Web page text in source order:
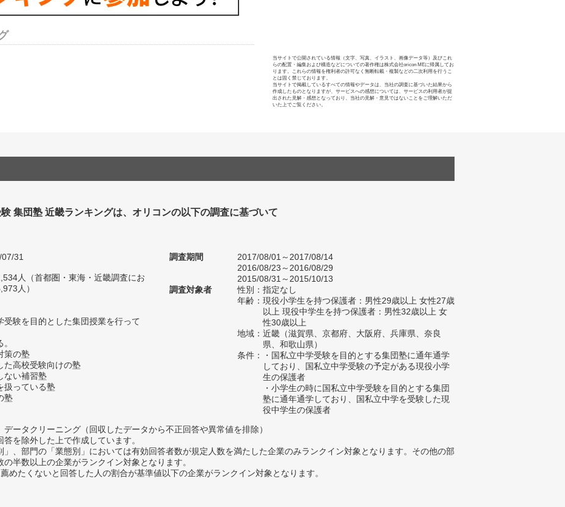
当サイトで公開されている情報（文字、写真、イラスト、画像データ等）及びこれ
らの配置・編集および構造などについての著作権は株式会社oricon MEに帰属してお
ります。これらの情報を権利者の許可なく無断転載・複製などの二次利用を行うこ
とは固く禁じております。
当サイトで掲載しているすべての情報やデータは、当社の調査に基づいた結果から
作成したものとなりますが、サービスへの感想については、サービスの利用者が提
出された見解・感想となっており、当社の見解・意見ではないことをご理解いただ
いた上でご覧ください。
集団塾 近畿ランキングは、オリコンの以下の調査に基づいて
31
人（首都圏・東海・近畿調査にお
人）
受験を目的とした集団授業を行って
策の塾
た高校受験向けの塾
ない補習塾
扱っている塾
塾
調査期間
2017/08/01～2017/08/14
2016/08/23～2016/08/29
2015/08/31～2015/10/13
調査対象者
性別：指定なし
年齢：現役小学生を持つ保護者：男性29歳以上 女性27歳
以上 現役中学生を持つ保護者：男性32歳以上 女
性30歳以上
地域：近畿（滋賀県、京都府、大阪府、兵庫県、奈良
県、和歌山県）
条件：・国私立中学受験を目的とする集団塾に通年通学
しており、国私立中学受験の予定がある現役小学
生の保護者
・小学生の時に国私立中学受験を目的とする集団
塾に通年通学しており、国私立中学を受験した現
役中学生の保護者
ータクリーニング（回収したデータから不正回答や異常値を排除）
を除外した上で作成しています。
、部門の「業態別」においては有効回答者数が規定人数を満たした企業のみランクイン対象となります。その他の部
半数以上の企業がランクイン対象となります。
めたくないと回答した人の割合が基準値以下の企業がランクイン対象となります。